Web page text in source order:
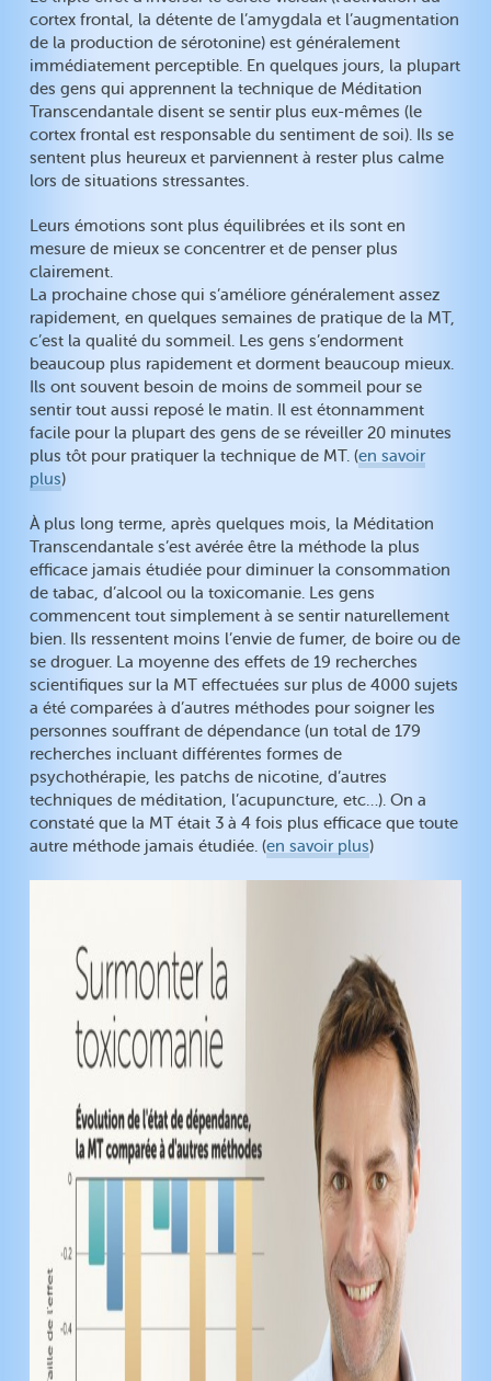
cortex frontal, la détente de l’amygdala et l’augmentation
de la production de sérotonine) est généralement
immédiatement perceptible. En quelques jours, la plupart
des gens qui apprennent la technique de Méditation
Transcendantale disent se sentir plus eux-mêmes (le
cortex frontal est responsable du sentiment de soi). Ils se
sentent plus heureux et parviennent à rester plus calme
lors de situations stressantes.
Leurs émotions sont plus équilibrées et ils sont en
mesure de mieux se concentrer et de penser plus
clairement.
La prochaine chose qui s’améliore généralement assez
rapidement, en quelques semaines de pratique de la MT,
c’est la qualité du sommeil. Les gens s’endorment
beaucoup plus rapidement et dorment beaucoup mieux.
Ils ont souvent besoin de moins de sommeil pour se
sentir tout aussi reposé le matin. Il est étonnamment
facile pour la plupart des gens de se réveiller 20 minutes
plus tôt pour pratiquer la technique de MT. (en savoir
plus)
À plus long terme, après quelques mois, la Méditation
Transcendantale s’est avérée être la méthode la plus
efficace jamais étudiée pour diminuer la consommation
de tabac, d’alcool ou la toxicomanie. Les gens
commencent tout simplement à se sentir naturellement
bien. Ils ressentent moins l’envie de fumer, de boire ou de
se droguer. La moyenne des effets de 19 recherches
scientifiques sur la MT effectuées sur plus de 4000 sujets
a été comparées à d’autres méthodes pour soigner les
personnes souffrant de dépendance (un total de 179
recherches incluant différentes formes de
psychothérapie, les patchs de nicotine, d’autres
techniques de méditation, l’acupuncture, etc…). On a
constaté que la MT était 3 à 4 fois plus efficace que toute
autre méthode jamais étudiée. (en savoir plus)